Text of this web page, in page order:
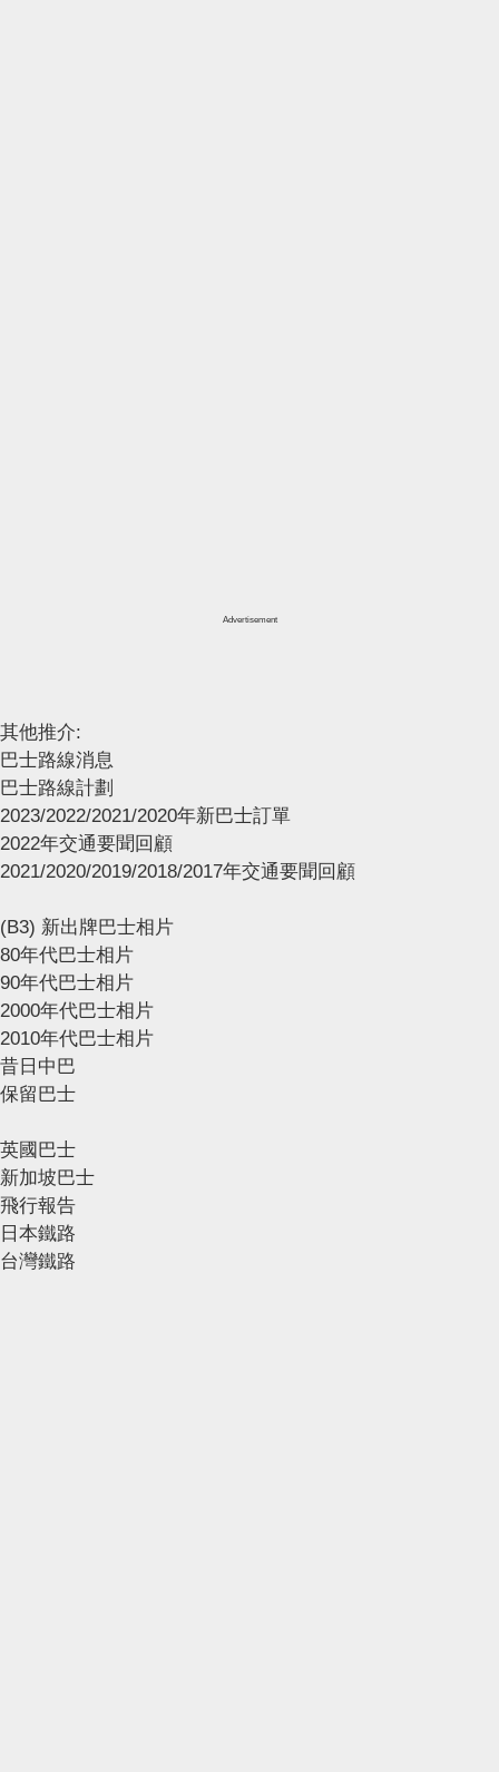
Advertisement
其他推介:
巴士路線消息
巴士路線計劃
2023/2022/2021/2020年新巴士訂單
2022年交通要聞回顧
2021/2020/2019/2018/2017年交通要聞回顧
(B3) 新出牌巴士相片
80年代巴士相片
90年代巴士相片
2000年代巴士相片
2010年代巴士相片
昔日中巴
保留巴士
英國巴士
新加坡巴士
飛行報告
日本鐵路
台灣鐵路